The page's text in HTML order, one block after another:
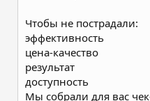
Чтобы не пострадали:
эффективность
цена-качество
результат
доступность
Мы собрали для вас